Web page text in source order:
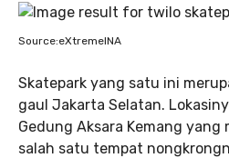
Source:eXtremeINA
Skatepark yang satu ini
gaul Jakarta Selatan.
Gedung Aksara Kemang yang
salah satu tempat